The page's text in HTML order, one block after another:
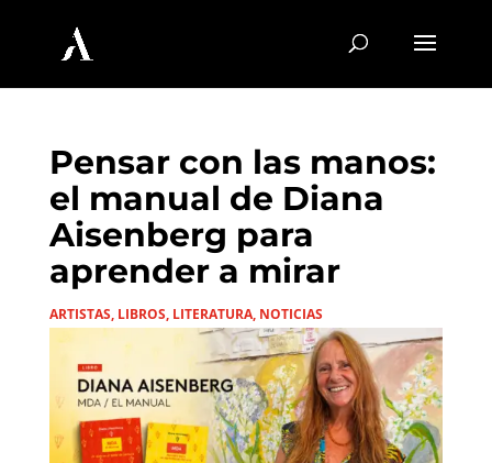
Pensar con las manos:
el manual de Diana
Aisenberg para
aprender a mirar
ARTISTAS, LIBROS, LITERATURA, NOTICIAS